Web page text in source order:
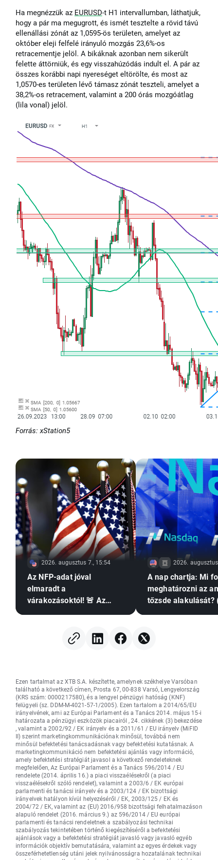
Ha megnézzük az EURUSD-t H1 intervallumban, láthatjuk,
hogy a pár ma megugrott, és ismét tesztelte a rövid távú
ellenállási zónát az 1,0595-ös területen, amelyet az
október eleji felfelé irányuló mozgás 23,6%-os
retracementje jelöl. A bikáknak azonban nem sikerült
felette áttörniük, és egy visszahúzódás indult el. A pár az
összes korábbi napi nyereséget eltörölte, és most az
1,0570-es területen lévő támasz zónát teszteli, amelyet a
38,2%-os retracement, valamint a 200 órás mozgóátlag
(lila vonal) jelöl.
Forrás: xStation5
2026. augusztus 7., 15:54
Az NFP-adat jóval
elmaradt a
várakozásoktól! 🚨 Az
2026.
A nap chartja: Mi
meghatározni az
tőzsde alakulását?
Ezen tartalmat az XTB S.A. készítette, amelynek székhelye Varsóban
található a következő címen, Prosta 67, 00-838 Varsó, Lengyelország
(KRS szám: 0000217580), és a lengyel pénzügyi hatóság (KNF)
felügyeli (sz. DDM-M-4021-57-1/2005). Ezen tartalom a 2014/65/EU
irányelvének, ami az Európai Parlament és a Tanács 2014. május 15-i
határozata a pénzügyi eszközök piacairól , 24. cikkének (3) bekezdése
, valamint a 2002/92 / EK irányelv és a 2011/61 / EU irányelv (MiFID
II) szerint marketingkommunikációnak minősül, továbbá nem
minősül befektetési tanácsadásnak vagy befektetési kutatásnak. A
marketingkommunikáció nem befektetési ajánlás vagy információ,
amely befektetési stratégiát javasol a következő rendeleteknek
megfelelően, Az Európai Parlament és a Tanács 596/2014 / EU
rendelete (2014. április 16.) a piaci visszaélésekről (a piaci
visszaélésekről szóló rendelet), valamint a 2003/6 / EK európai
parlamenti és tanácsi irányelv és a 2003/124 / EK bizottsági
irányelvek hatályon kívül helyezéséről / EK, 2003/125 / EK és
2004/72 / EK, valamint az (EU) 2016/958 bizottsági felhatalmazáson
alapuló rendelet (2016. március 9.) az 596/2014 / EU európai
parlamenti és tanácsi rendeletnek a szabályozási technikai
szabályozás tekintetében történő kiegészítéséről a befektetési
ajánlások vagy a befektetési stratégiát javasló vagy javasló egyéb
információk objektív bemutatására, valamint az egyes érdekek vagy
összeférhetetlenség utáni jelek nyilvánosságra hozatalának technikai